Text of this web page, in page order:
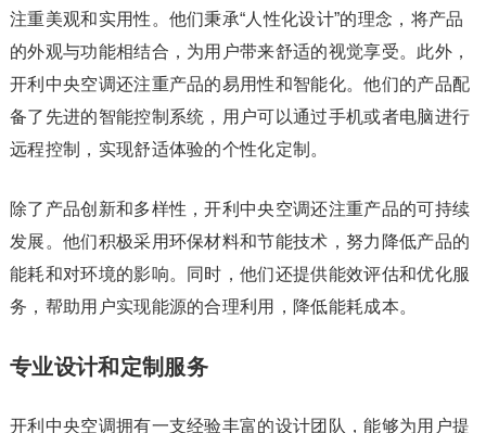
注重美观和实用性。他们秉承“人性化设计”的理念，将产品
的外观与功能相结合，为用户带来舒适的视觉享受。此外，
开利中央空调还注重产品的易用性和智能化。他们的产品配
备了先进的智能控制系统，用户可以通过手机或者电脑进行
远程控制，实现舒适体验的个性化定制。
除了产品创新和多样性，开利中央空调还注重产品的可持续
发展。他们积极采用环保材料和节能技术，努力降低产品的
能耗和对环境的影响。同时，他们还提供能效评估和优化服
务，帮助用户实现能源的合理利用，降低能耗成本。
专业设计和定制服务
开利中央空调拥有一支经验丰富的设计团队，能够为用户提